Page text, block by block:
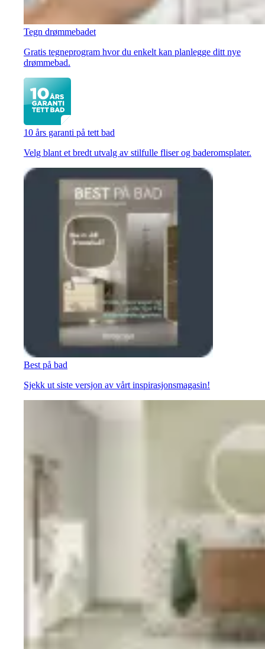
Tegn drømmebadet
Gratis tegneprogram hvor du enkelt kan planlegge ditt nye
drømmebad.
10 års garanti på tett bad
Velg blant et bredt utvalg av stilfulle fliser og baderomsplater.
Best på bad
Sjekk ut siste versjon av vårt inspirasjonsmagasin!